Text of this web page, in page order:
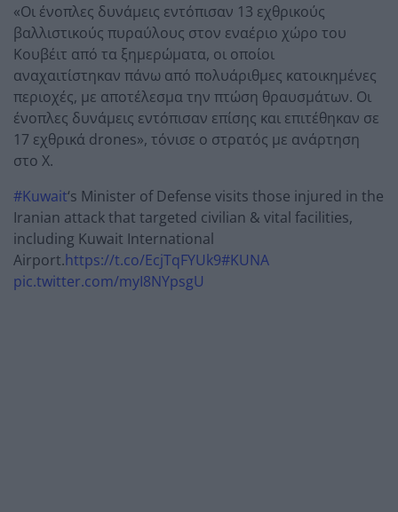
«Οι ένοπλες δυνάμεις εντόπισαν 13 εχθρικούς
βαλλιστικούς πυραύλους στον εναέριο χώρο του
Κουβέιτ από τα ξημερώματα, οι οποίοι
αναχαιτίστηκαν πάνω από πολυάριθμες κατοικημένες
περιοχές, με αποτέλεσμα την πτώση θραυσμάτων. Οι
ένοπλες δυνάμεις εντόπισαν επίσης και επιτέθηκαν σε
17 εχθρικά drones», τόνισε ο στρατός με ανάρτηση
στο Χ.
#Kuwait‘s Minister of Defense visits those injured in the
Iranian attack that targeted civilian & vital facilities,
including Kuwait International
Airport.https://t.co/EcjTqFYUk9#KUNA
pic.twitter.com/myI8NYpsgU